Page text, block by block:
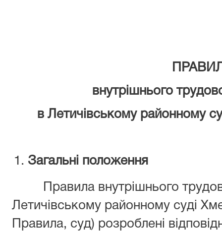
внутрішнього
в Летичівському районному
Загальні положення
Правила внутрішнього
Летичівському районному суді
Правила, суд) розроблені